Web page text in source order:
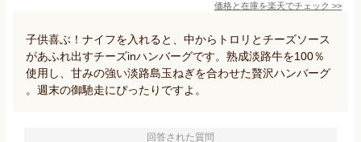
価格と在庫を楽天でチェック >>
子供喜ぶ！ナイフを入れると、中からトロリとチーズソース
があふれ出すチーズinハンバーグです。熟成淡路牛を100％
使用し、甘みの強い淡路島玉ねぎを合わせた贅沢ハンバーグ
。週末の御馳走にぴったりですよ。
回答された質問